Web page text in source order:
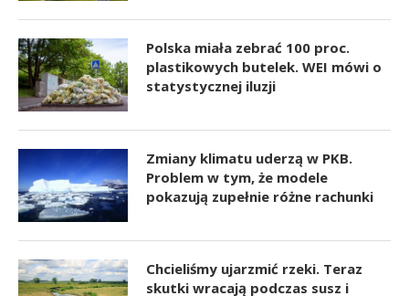
Polska miała zebrać 100 proc.
plastikowych butelek. WEI mówi o
statystycznej iluzji
Zmiany klimatu uderzą w PKB.
Problem w tym, że modele
pokazują zupełnie różne rachunki
Chcieliśmy ujarzmić rzeki. Teraz
skutki wracają podczas susz i